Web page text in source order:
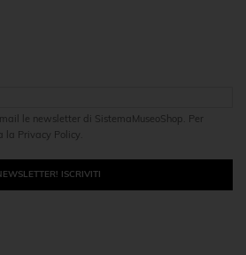
le newsletter di SistemaMuseoShop. Per
la Privacy Policy.
ISCRIVITI